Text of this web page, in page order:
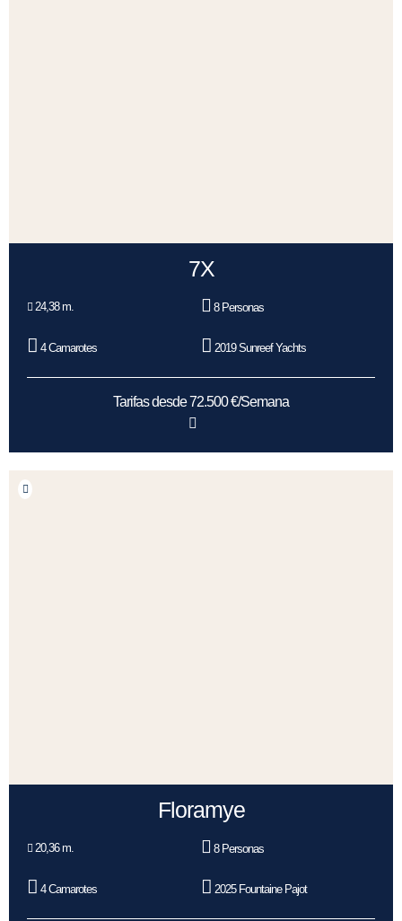
7X
24,38 m. 8 Personas
4 Camarotes 2019 Sunreef Yachts
Tarifas desde 72.500 €/Semana
Floramye
20,36 m. 8 Personas
4 Camarotes 2025 Fountaine Pajot